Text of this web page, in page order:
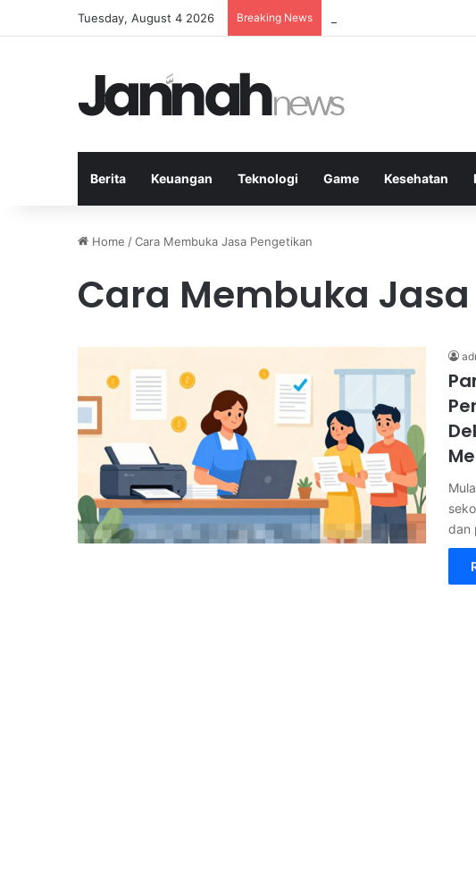
Tuesday, August 4 2026 Breaking News
Berita Keuangan Teknologi Game Kesehatan
Home /Cara Membuka Jasa Pengetikan
Cara Membuka
dan